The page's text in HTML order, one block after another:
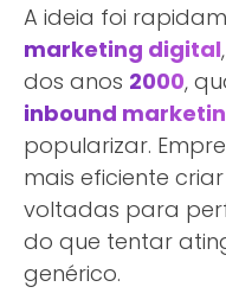
A ideia foi
marketing digital
dos anos 2000,
inbound
popularizar.
mais eficiente
voltadas para
do que tentar
genérico.